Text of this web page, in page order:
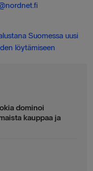
Suomessa uusi
löytämiseen
dominoi
kauppaa ja